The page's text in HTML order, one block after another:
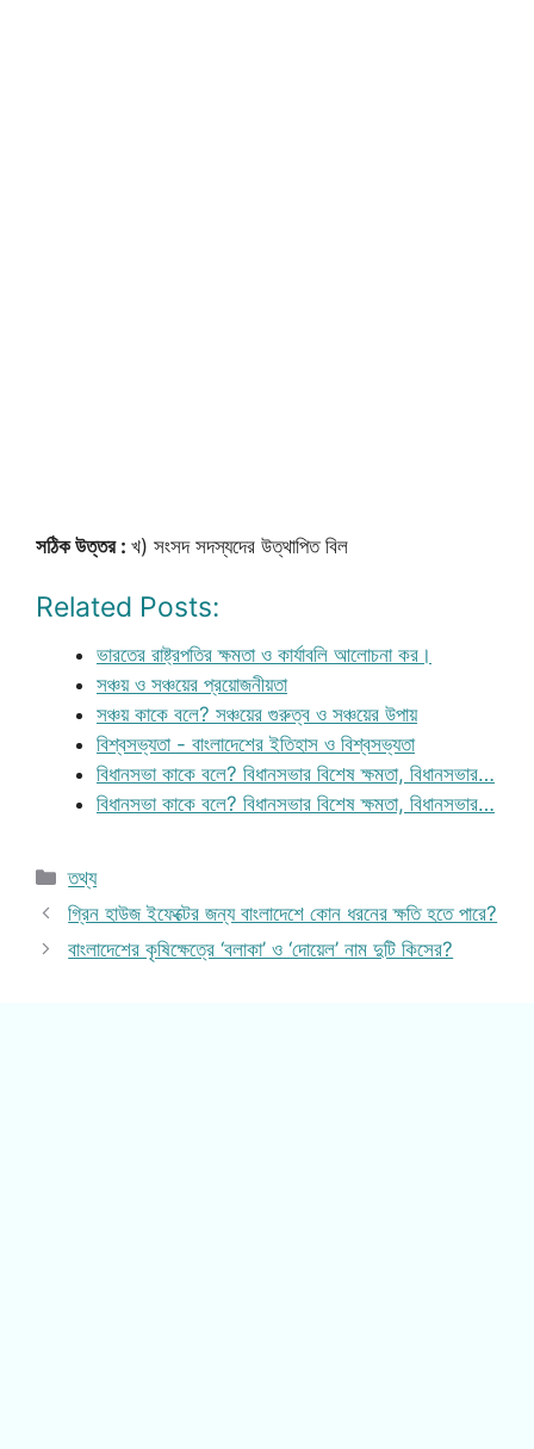
সঠিক উত্তর : খ) সংসদ সদস্যদের উত্থাপিত বিল
Related Posts:
ভারতের রাষ্ট্রপতির ক্ষমতা ও কার্যাবলি আলোচনা কর।
সঞ্চয় ও সঞ্চয়ের প্রয়োজনীয়তা
সঞ্চয় কাকে বলে? সঞ্চয়ের গুরুত্ব ও সঞ্চয়ের উপায়
বিশ্বসভ্যতা - বাংলাদেশের ইতিহাস ও বিশ্বসভ্যতা
বিধানসভা কাকে বলে? বিধানসভার বিশেষ ক্ষমতা, বিধানসভার…
বিধানসভা কাকে বলে? বিধানসভার বিশেষ ক্ষমতা, বিধানসভার…
Categories
তথ্য
গ্রিন হাউজ ইফেক্টের জন্য বাংলাদেশে কোন ধরনের ক্ষতি হতে পারে?
বাংলাদেশের কৃষিক্ষেত্রে ‘বলাকা’ ও ‘দোয়েল’ নাম দুটি কিসের?